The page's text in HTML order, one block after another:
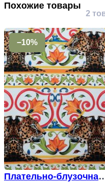
Похожие товары
2
−10%
Плательно-блузочная